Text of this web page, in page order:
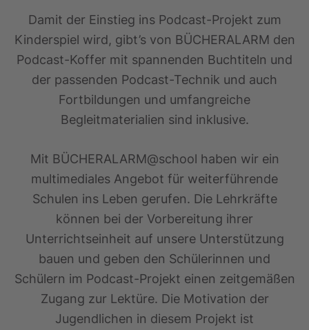
Damit der Einstieg ins Podcast-Projekt zum
Kinderspiel wird, gibt’s von BÜCHERALARM den
Podcast-Koffer mit spannenden Buchtiteln und
der passenden Podcast-Technik und auch
Fortbildungen und umfangreiche
Begleitmaterialien sind inklusive.
Mit BÜCHERALARM@school haben wir ein
multimediales Angebot für weiterführende
Schulen ins Leben gerufen. Die Lehrkräfte
können bei der Vorbereitung ihrer
Unterrichtseinheit auf unsere Unterstützung
bauen und geben den Schülerinnen und
Schülern im Podcast-Projekt einen zeitgemäßen
Zugang zur Lektüre. Die Motivation der
Jugendlichen in diesem Projekt ist